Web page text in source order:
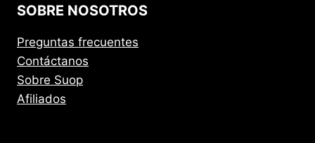
SOBRE NOSOTROS
Preguntas frecuentes
Contáctanos
Sobre Suop
Afiliados